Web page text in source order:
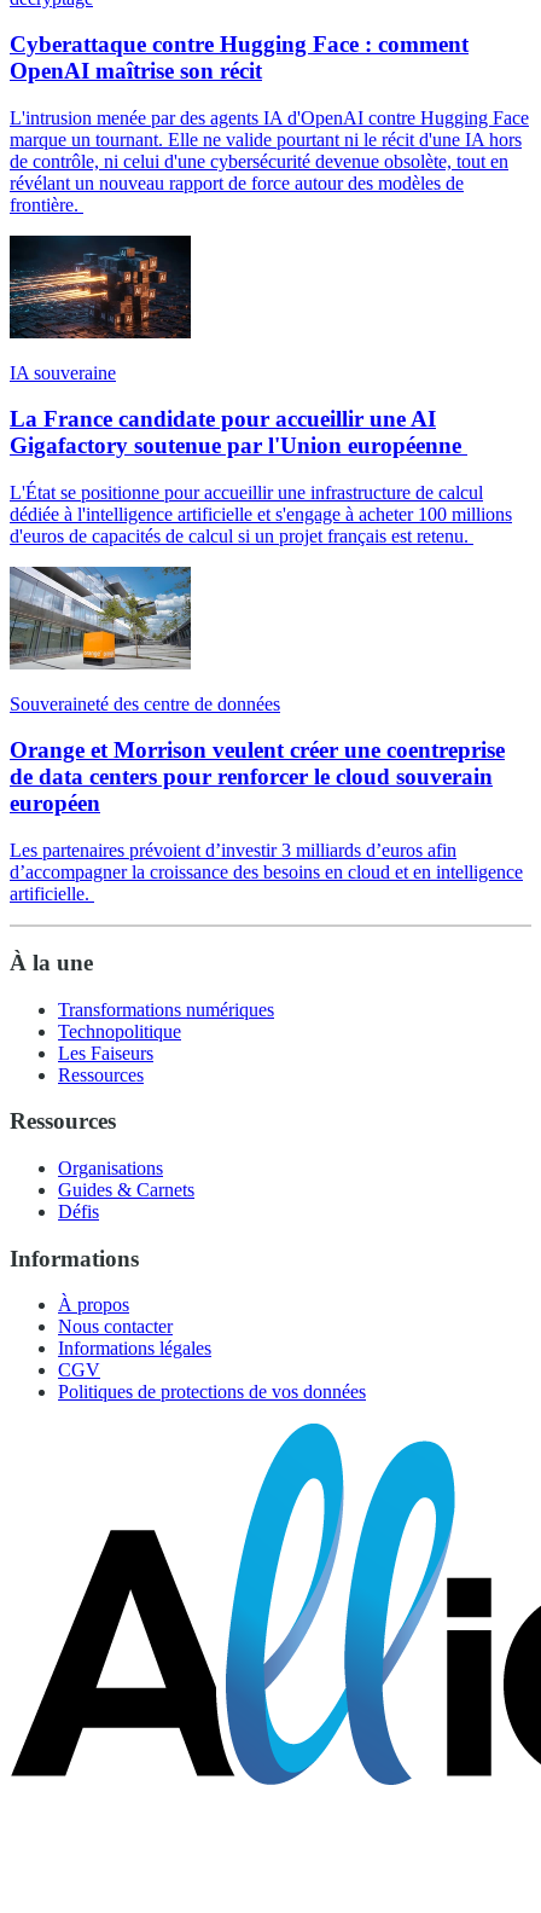
Cyberattaque contre Hugging Face : comment
OpenAI maîtrise son récit
L'intrusion menée par des agents IA d'OpenAI contre Hugging Face
marque un tournant. Elle ne valide pourtant ni le récit d'une IA hors
de contrôle, ni celui d'une cybersécurité devenue obsolète, tout en
révélant un nouveau rapport de force autour des modèles de
frontière.
IA souveraine
La France candidate pour accueillir une AI
Gigafactory soutenue par l'Union européenne
L'État se positionne pour accueillir une infrastructure de calcul
dédiée à l'intelligence artificielle et s'engage à acheter 100 millions
d'euros de capacités de calcul si un projet français est retenu.
Souveraineté des centre de données
Orange et Morrison veulent créer une coentreprise
de data centers pour renforcer le cloud souverain
européen
Les partenaires prévoient d’investir 3 milliards d’euros afin
d’accompagner la croissance des besoins en cloud et en intelligence
artificielle.
À la une
Transformations numériques
Technopolitique
Les Faiseurs
Ressources
Ressources
Organisations
Guides & Carnets
Défis
Informations
À propos
Nous contacter
Informations légales
CGV
Politiques de protections de vos données